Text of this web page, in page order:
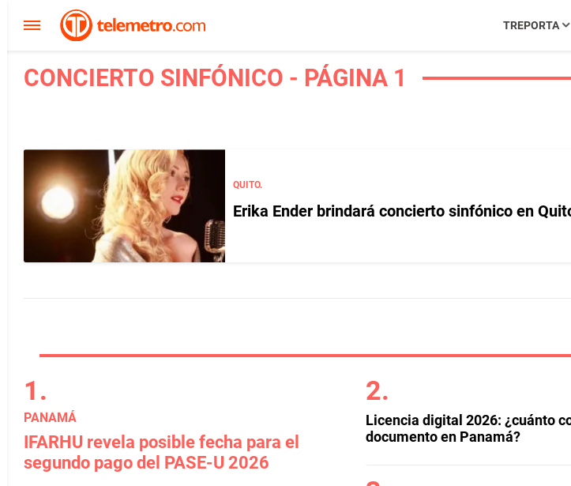
TREPORTA
CONCIERTO SINFÓNICO - PÁGINA 1
QUITO.
Erika Ender brindará concierto sinfónico en
PANAMÁ
IFARHU revela posible fecha para el
segundo pago del PASE-U 2026
Licencia digital 2026: ¿cuánto
documento en Panamá?